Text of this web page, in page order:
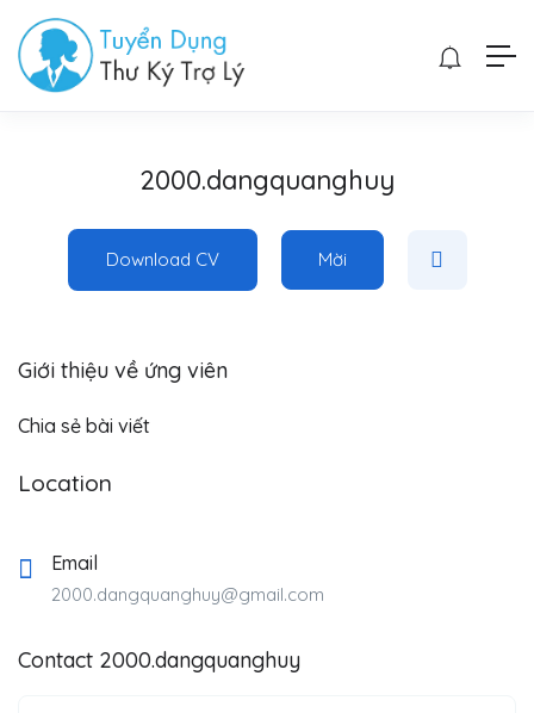
2000.dangquanghuy
Download CV Mời
Giới thiệu về ứng viên
Chia sẻ bài viết
Location
Email
2000.dangquanghuy@gmail.com
Contact 2000.dangquanghuy